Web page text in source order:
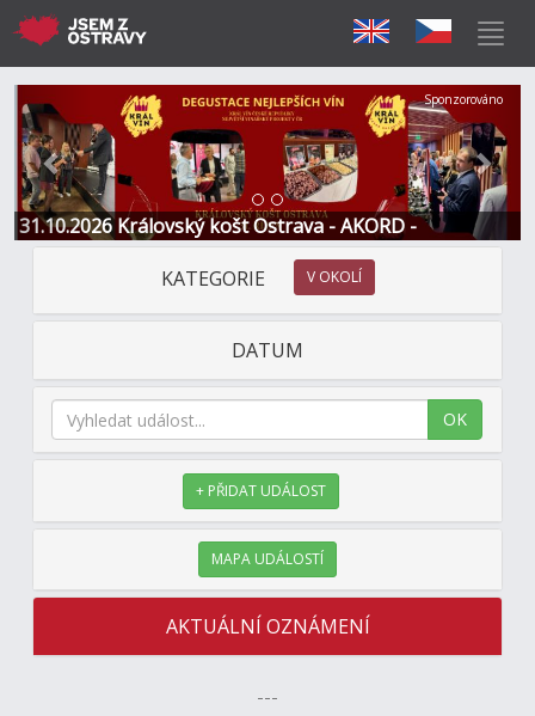
31.10.2026 Královský košt Ostrava - AKORD -
Restaurace a Hotel
Předchozí Další
Sponzorováno
KATEGORIE V OKOLÍ
DATUM
OK
+ PŘIDAT UDÁLOST
MAPA UDÁLOSTÍ
AKTUÁLNÍ OZNÁMENÍ
---